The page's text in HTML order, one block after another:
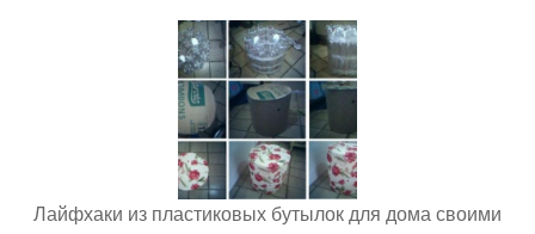
Лайфхаки из пластиковых бутылок для дома своими